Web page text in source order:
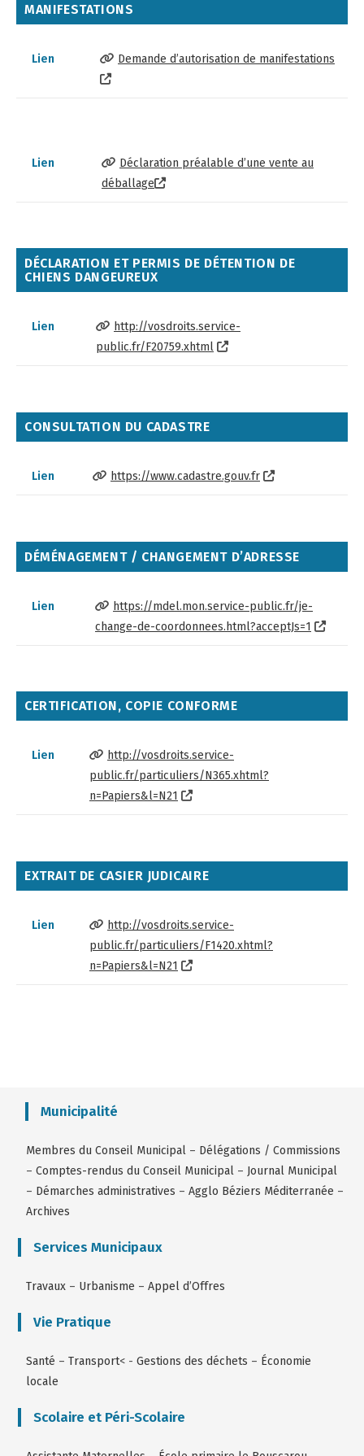
MANIFESTATIONS
Lien Demande d’autorisation de manifestations
Lien
Déclaration préalable d’une vente au
déballage
DÉCLARATION ET PERMIS DE DÉTENTION DE
CHIENS DANGEUREUX
Lien
http://vosdroits.service-
public.fr/F20759.xhtml
CONSULTATION DU CADASTRE
Lien https://www.cadastre.gouv.fr
DÉMÉNAGEMENT / CHANGEMENT D’ADRESSE
Lien
https://mdel.mon.service-public.fr/je-
change-de-coordonnees.html?acceptJs=1
CERTIFICATION, COPIE CONFORME
Lien
http://vosdroits.service-
public.fr/particuliers/N365.xhtml?
n=Papiers&l=N21
EXTRAIT DE CASIER JUDICAIRE
Lien
http://vosdroits.service-
public.fr/particuliers/F1420.xhtml?
n=Papiers&l=N21
Municipalité
Membres du Conseil Municipal – Délégations / Commissions
–Comptes-rendus du Conseil Municipal – Journal Municipal
– Démarches administratives –Agglo Béziers Méditerranée –
Archives
Services Municipaux
Travaux – Urbanisme –Appel d’Offres
Vie Pratique
Santé –Transport< -Gestions des déchets – Économie
locale
Scolaire et Péri-Scolaire